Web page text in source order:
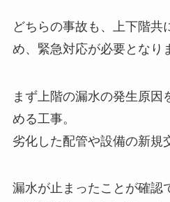
どちらの事故も、上下階共
め、緊急対応が必要となり
まず上階の漏水の発生原因
める工事。
劣化した配管や設備の新規
漏水が止まったことが確認